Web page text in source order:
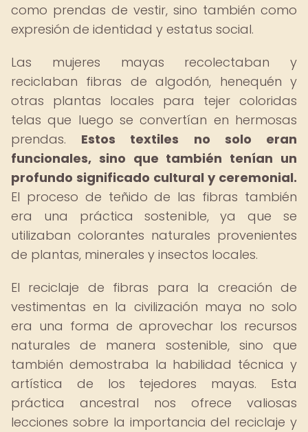
como prendas de vestir, sino también como
expresión de identidad y estatus social.
Las mujeres mayas recolectaban y
reciclaban fibras de algodón, henequén y
otras plantas locales para tejer coloridas
telas que luego se convertían en hermosas
prendas. Estos textiles no solo eran
funcionales, sino que también tenían un
profundo significado cultural y ceremonial.
El proceso de teñido de las fibras también
era una práctica sostenible, ya que se
utilizaban colorantes naturales provenientes
de plantas, minerales y insectos locales.
El reciclaje de fibras para la creación de
vestimentas en la civilización maya no solo
era una forma de aprovechar los recursos
naturales de manera sostenible, sino que
también demostraba la habilidad técnica y
artística de los tejedores mayas. Esta
práctica ancestral nos ofrece valiosas
lecciones sobre la importancia del reciclaje y